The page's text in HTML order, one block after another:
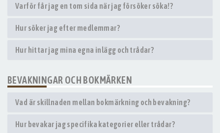
Varför får jag en tom sida när jag försöker söka!?
Hur söker jag efter medlemmar?
Hur hittar jag mina egna inlägg och trådar?
BEVAKNINGAR OCH BOKMÄRKEN
Vad är skillnaden mellan bokmärkning och bevakning?
Hur bevakar jag specifika kategorier eller trådar?